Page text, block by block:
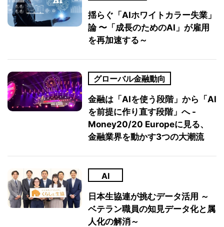
揺らぐ「AIホワイトカラー失業」
論 〜「成長のためのAI」が雇用
を再加速する～
グローバル金融動向
金融は「AIを使う段階」から「AI
を前提に作り直す段階」へ -
Money20/20 Europeに見る、
金融業界を動かす3つの大潮流
AI
日本生協連が挑むデータ活用 ～
ベテラン職員の知見データ化と属
人化の解消～